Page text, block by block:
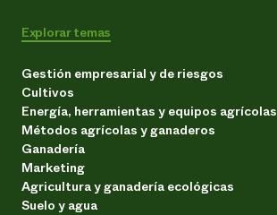
Explorar temas
Gestión empresarial y de riesgos
Cultivos
Energía, herramientas y equipos agrícolas
Métodos agrícolas y ganaderos
Ganadería
Marketing
Agricultura y ganadería ecológicas
Suelo y agua